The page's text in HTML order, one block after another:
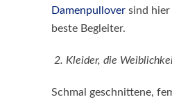
Damenpullover sind
beste Begleiter.
2. Kleider, die
Schmal geschnittene,